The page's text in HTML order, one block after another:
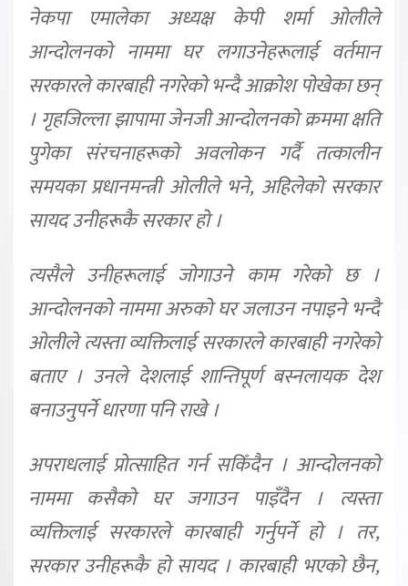
नेकपा एमालेका अध्यक्ष केपी शर्मा ओलीले
आन्दोलनको नाममा घर लगाउनेहरूलाई वर्तमान
सरकारले कारबाही नगरेको भन्दै आक्रोश पोखेका छन्
। गृहजिल्ला झापामा जेनजी आन्दोलनको क्रममा क्षति
पुगेका संरचनाहरूको अवलोकन गर्दै तत्कालीन
समयका प्रधानमन्त्री ओलीले भने, अहिलेको सरकार
सायद उनीहरूकै सरकार हो ।
त्यसैले उनीहरूलाई जोगाउने काम गरेको छ ।
आन्दोलनको नाममा अरुको घर जलाउन नपाइने भन्दै
ओलीले त्यस्ता व्यक्तिलाई सरकारले कारबाही नगरेको
बताए । उनले देशलाई शान्तिपूर्ण बस्नलायक देश
बनाउनुपर्ने धारणा पनि राखे ।
अपराधलाई प्रोत्साहित गर्न सकिँदैन । आन्दोलनको
नाममा कसैको घर जगाउन पाइँदैन । त्यस्ता
व्यक्तिलाई सरकारले कारबाही गर्नुपर्ने हो । तर,
सरकार उनीहरूकै हो सायद । कारबाही भएको छैन,